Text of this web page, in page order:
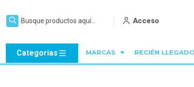
Acceso
Categorias MARCAS RECIÉN